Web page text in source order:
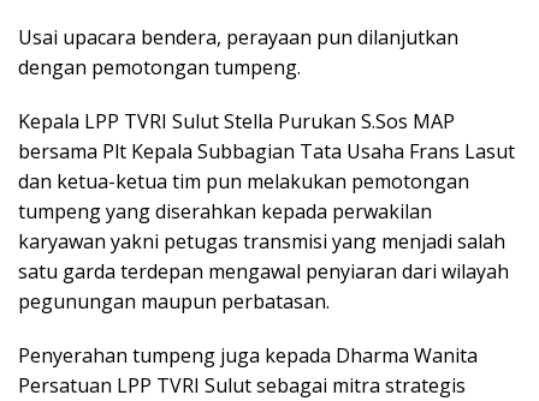
Usai upacara bendera, perayaan pun dilanjutkan
dengan pemotongan tumpeng.
Kepala LPP TVRI Sulut Stella Purukan S.Sos MAP
bersama Plt Kepala Subbagian Tata Usaha Frans Lasut
dan ketua-ketua tim pun melakukan pemotongan
tumpeng yang diserahkan kepada perwakilan
karyawan yakni petugas transmisi yang menjadi salah
satu garda terdepan mengawal penyiaran dari wilayah
pegunungan maupun perbatasan.
Penyerahan tumpeng juga kepada Dharma Wanita
Persatuan LPP TVRI Sulut sebagai mitra strategis